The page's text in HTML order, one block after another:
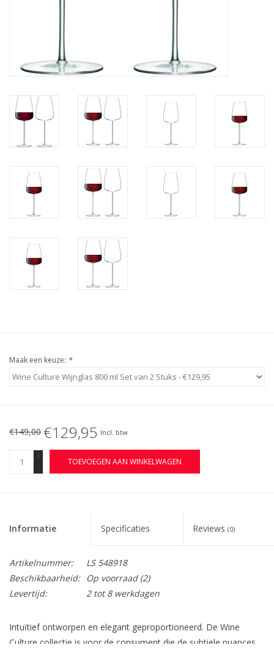
Maak een keuze: *
€149,00 €129,95 Incl. btw
+
-
TOEVOEGEN AAN WINKELWAGEN
Informatie Specificaties Reviews (0)
Artikelnummer:
LS 548918
Beschikbaarheid:
Op voorraad(2)
Levertijd:
2 tot 8 werkdagen
Intuïtief ontworpen en elegant geproportioneerd. De Wine
Culture collectie is voor de consument die de subtiele nuances